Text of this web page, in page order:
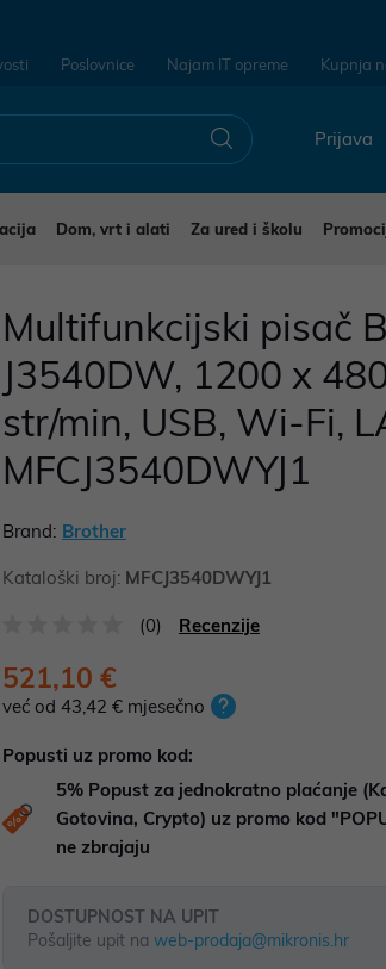
Poslovnice Najam IT opreme Kupnja
Prijava
Dom, vrt i alati Za ured i školu
Multifunkcijski pisač
J3540DW, 1200 x
str/min, USB, Wi-Fi,
MFCJ3540DWYJ1
Brand: Brother
Kataloški broj: MFCJ3540DWYJ1
(0) Recenzije
521,10 €
već od 43,42 € mjesečno
Popusti uz promo kod:
5% Popust za jednokratno plaćanje
Gotovina, Crypto) uz promo kod
ne zbrajaju
DOSTUPNOST NA UPIT
Pošaljite upit na web-prodaja@mikronis.hr